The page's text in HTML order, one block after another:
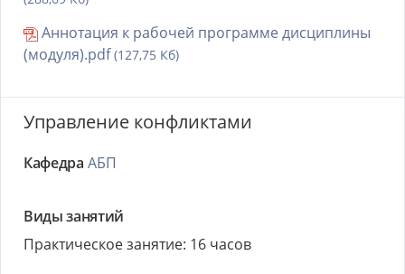
Аннотация к рабочей программе дисциплины
(модуля).pdf(127,75 Кб)
Управление конфликтами
Кафедра АБП
Виды занятий
Практическое занятие: 16 часов